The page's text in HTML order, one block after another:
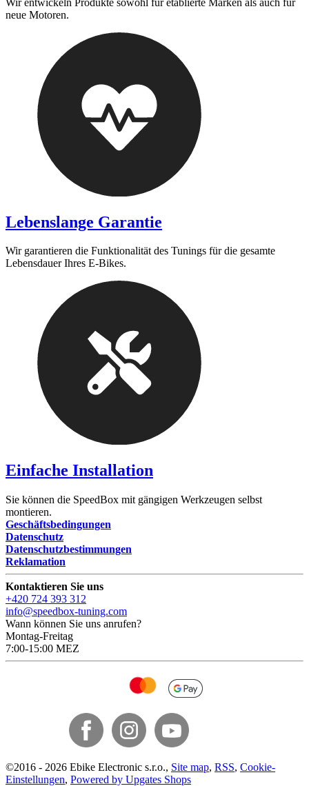
Wir entwickeln Produkte sowohl für etablierte Marken als auch für
neue Motoren.
Lebenslange Garantie
Wir garantieren die Funktionalität des Tunings für die gesamte
Lebensdauer Ihres E-Bikes.
Einfache Installation
Sie können die SpeedBox mit gängigen Werkzeugen selbst
montieren.
Geschäftsbedingungen
Datenschutz
Datenschutzbestimmungen
Reklamation
Kontaktieren Sie uns
+420 724 393 312
info@speedbox-tuning.com
Wann können Sie uns anrufen?
Montag-Freitag
7:00-15:00 MEZ
©2016 - 2026 Ebike Electronic s.r.o., Site map, RSS, Cookie-
Einstellungen, Powered by Upgates Shops